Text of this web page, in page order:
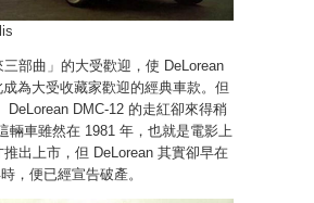
部曲」的大受歡迎，使 DeLorean
成為大受收藏家歡迎的經典車款。但
DeLorean DMC-12 的走紅卻來得稍
輛車雖然在 1981 年，也就是電影上
出上市，但 DeLorean 其實卻早在
，便已經宣告破產。